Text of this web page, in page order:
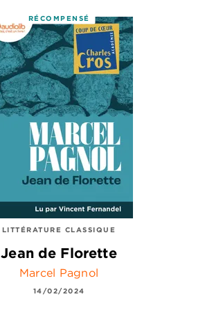
RÉCOMPENSÉ
LITTÉRATURE CLASSIQUE
Jean de Florette
Marcel Pagnol
14/02/2024